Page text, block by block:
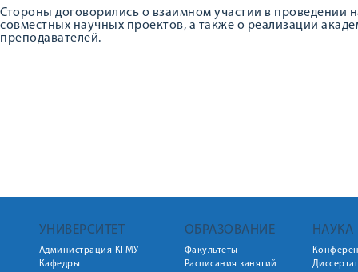
Стороны договорились о взаимном участии в проведении
совместных научных проектов, а также о реализации
преподавателей.
УНИВЕРСИТЕТ
Администрация КГМУ
Кафедры
ОБРАЗОВАНИЕ
Факультеты
Расписания занятий
НАУКА